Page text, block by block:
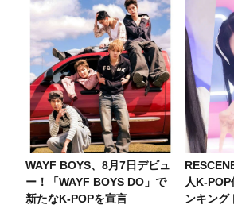
WAYF BOYS、8月7日デビュ
ー！「WAYF BOYS DO」で
新たなK-POPを宣言
人K-
ンキング